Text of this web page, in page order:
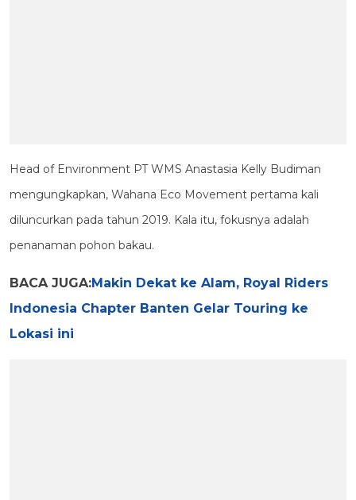
Head of Environment PT WMS Anastasia Kelly Budiman
mengungkapkan, Wahana Eco Movement pertama kali
diluncurkan pada tahun 2019. Kala itu, fokusnya adalah
penanaman pohon bakau.
BACA JUGA:Makin Dekat ke Alam, Royal Riders
Indonesia Chapter Banten Gelar Touring ke
Lokasi ini